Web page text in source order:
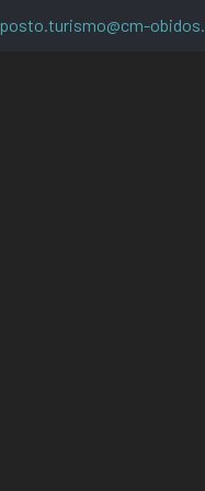
posto.turismo@cm-